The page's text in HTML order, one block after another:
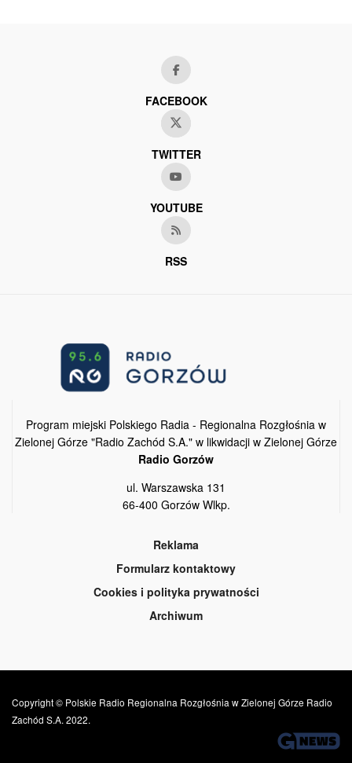
FACEBOOK
TWITTER
YOUTUBE
RSS
Program miejski Polskiego Radia - Regionalna Rozgłośnia w
Zielonej Górze "Radio Zachód S.A." w likwidacji w Zielonej Górze
Radio Gorzów
ul. Warszawska 131
66-400 Gorzów Wlkp.
Reklama
Formularz kontaktowy
Cookies i polityka prywatności
Archiwum
Copyright © Polskie Radio Regionalna Rozgłośnia w Zielonej Górze Radio
Zachód S.A. 2022.